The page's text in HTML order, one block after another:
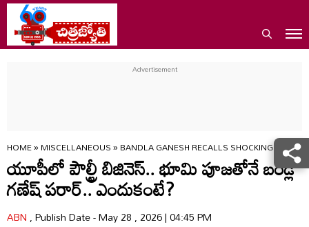
HOME»MISCELLANEOUS»BANDLA GANESH RECALLS SHOCKING UP
యూపీ‌లో పౌల్ట్రీ బిజినెస్.. భూమి పూజతోనే బండ్ల
గణేష్ పరార్.. ఎందుకంటే?
ABN, Publish Date - May 28 , 2026 | 04:45 PM